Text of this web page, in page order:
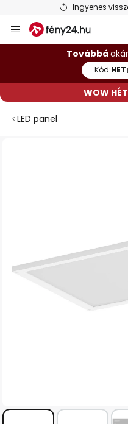
Ingyenes
Ugrás
a
tartalomhozTovábbá
Kód:HET
WOW
LED panel